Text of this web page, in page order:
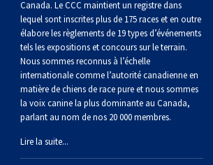
Canada. Le CCC maintient un registre dans
lequel sont inscrites plus de 175 races et en outre
élabore les règlements de 19 types d’événements
tels les expositions et concours sur le terrain.
Nous sommes reconnus à l’échelle
internationale comme l’autorité canadienne en
matière de chiens de race pure et nous sommes
la voix canine la plus dominante au Canada,
parlant au nom de nos 20 000 membres.
Lire la suite...